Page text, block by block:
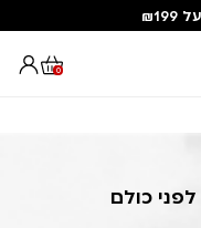
0 Out of Stock
כולם